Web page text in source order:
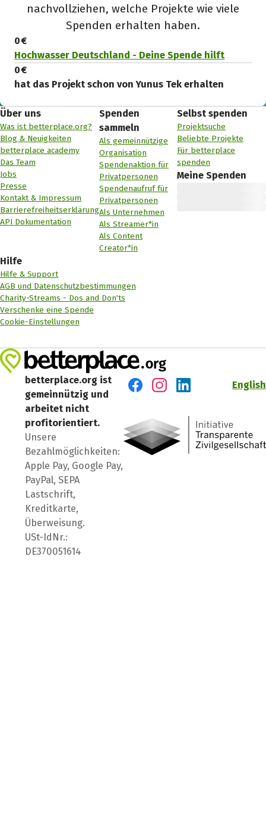
nachvollziehen, welche Projekte wie viele
Spenden erhalten haben.
0 €
Hochwasser Deutschland - Deine Spende hilft
0 €
hat das Projekt schon von Yunus Tek erhalten
Über uns
Was ist betterplace.org?
Blog & Neuigkeiten
betterplace academy
Das Team
Jobs
Presse
Kontakt & Impressum
Barrierefreiheitserklärung
API Dokumentation
Spenden
sammeln
Als gemeinnützige
Organisation
Spendenaktion für
Privatpersonen
Spendenaufruf für
Privatpersonen
Als Unternehmen
Als Streamer*in
Als Content
Creator*in
Selbst spenden
Projektsuche
Beliebte Projekte
Für betterplace
spenden
Meine Spenden
Hilfe
Hilfe & Support
AGB und Datenschutzbestimmungen
Charity-Streams - Dos and Don'ts
Verschenke eine Spende
Cookie-Einstellungen
betterplace.org ist
gemeinnützig und
arbeitet nicht
profitorientiert.
Unsere
Bezahlmöglichkeiten:
Apple Pay, Google Pay,
PayPal, SEPA
Lastschrift,
Kreditkarte,
Überweisung.
USt-IdNr.:
DE370051614
English